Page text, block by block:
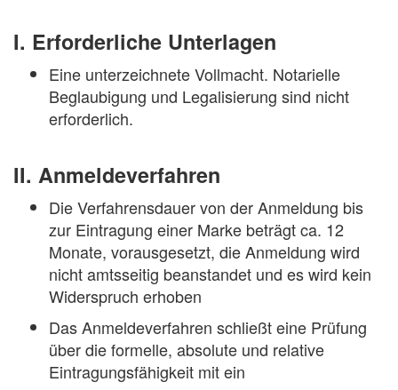
I. Erforderliche Unterlagen
Eine unterzeichnete Vollmacht. Notarielle
Beglaubigung und Legalisierung sind nicht
erforderlich.
II. Anmeldeverfahren
Die Verfahrensdauer von der Anmeldung bis
zur Eintragung einer Marke beträgt ca. 12
Monate, vorausgesetzt, die Anmeldung wird
nicht amtsseitig beanstandet und es wird kein
Widerspruch erhoben
Das Anmeldeverfahren schließt eine Prüfung
über die formelle, absolute und relative
Eintragungsfähigkeit mit ein